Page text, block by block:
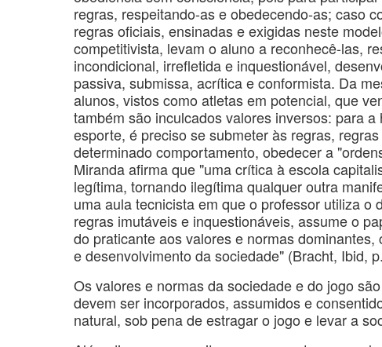
regras, respeitando-as e obedecendo-as; caso
regras oficiais, ensinadas e exigidas neste
competitivista, levam o aluno a reconhecê-las,
incondicional, irrefletida e inquestionável,
passiva, submissa, acrítica e conformista. Da
alunos, vistos como atletas em potencial, que
também são inculcados valores inversos: para
esporte, é preciso se submeter às regras,
determinado comportamento, obedecer a
Miranda afirma que "uma crítica à escola
legítima, tornando ilegítima qualquer outra
uma aula tecnicista em que o professor utiliza
regras imutáveis e inquestionáveis, assume o
do praticante aos valores e normas
e desenvolvimento da sociedade" (Bracht, Ibid,
Os valores e normas da sociedade e do jogo
devem ser incorporados, assumidos e
natural, sob pena de estragar o jogo e levar a